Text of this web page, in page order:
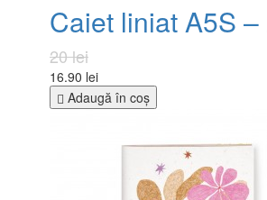
Caiet liniat A5S –
20 lei
16.90 lei
Adaugă în coş